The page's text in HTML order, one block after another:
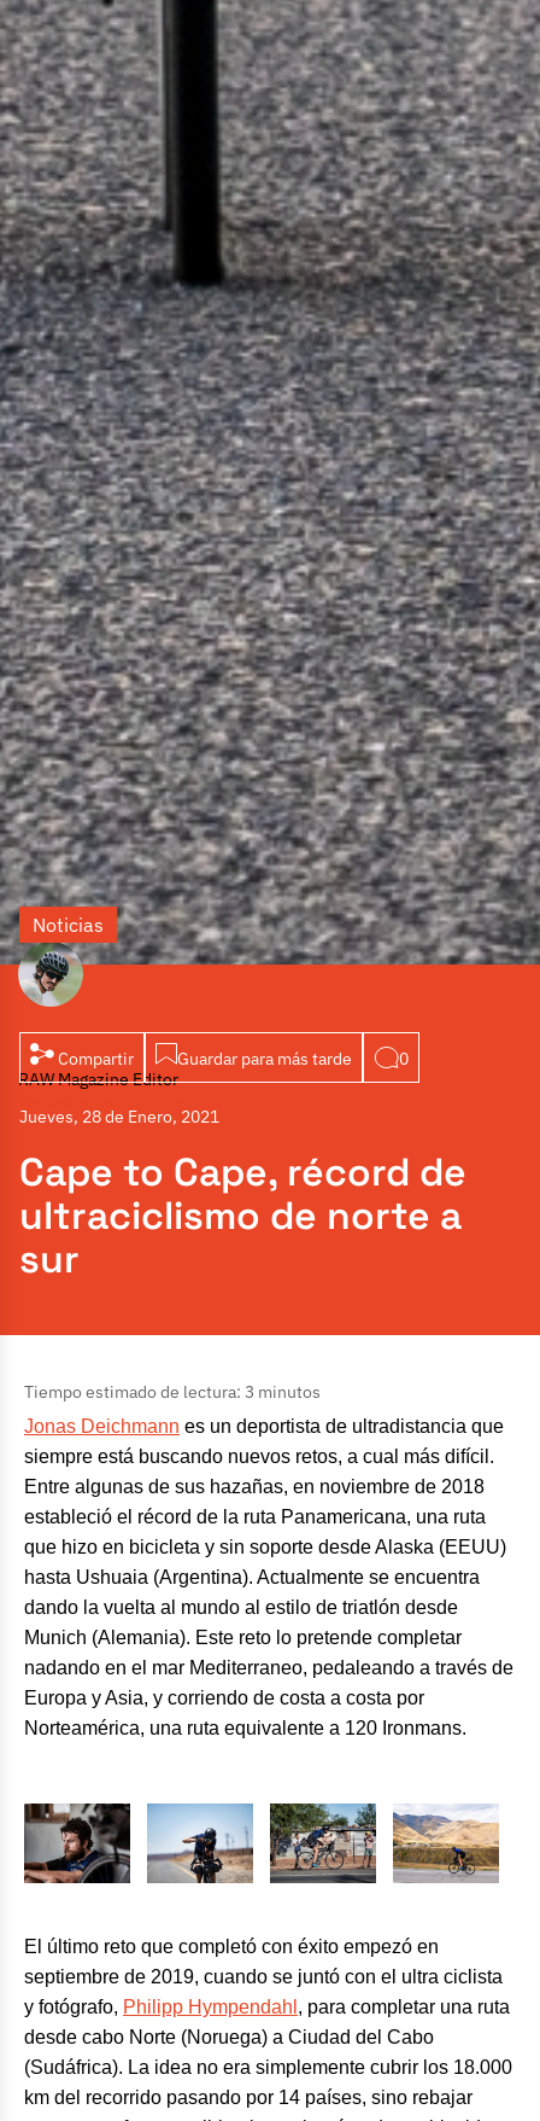
Por Pol Sopeña
RAW Magazine Editor
Noticias
Compartir Guardar para más tarde 0
Jueves, 28 de Enero, 2021
Cape to Cape, récord de
ultraciclismo de norte a
sur
Tiempo estimado de lectura: 3 minutos
Jonas Deichmann es un deportista de ultradistancia que
siempre está buscando nuevos retos, a cual más difícil.
Entre algunas de sus hazañas, en noviembre de 2018
estableció el récord de la ruta Panamericana, una ruta
que hizo en bicicleta y sin soporte desde Alaska (EEUU)
hasta Ushuaia (Argentina). Actualmente se encuentra
dando la vuelta al mundo al estilo de triatlón desde
Munich (Alemania). Este reto lo pretende completar
nadando en el mar Mediterraneo, pedaleando a través de
Europa y Asia, y corriendo de costa a costa por
Norteamérica, una ruta equivalente a 120 Ironmans.
El último reto que completó con éxito empezó en
septiembre de 2019, cuando se juntó con el ultra ciclista
y fotógrafo, Philipp Hympendahl , para completar una ruta
desde cabo Norte (Noruega) a Ciudad del Cabo
(Sudáfrica). La idea no era simplemente cubrir los 18.000
km del recorrido pasando por 14 países, sino rebajar